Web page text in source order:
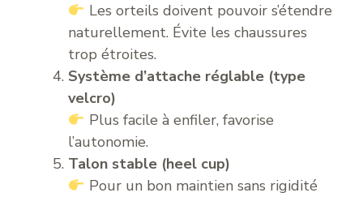
Les orteils doivent pouvoir s’étendre
naturellement. Évite les chaussures
trop étroites.
Système d’attache réglable (type
velcro)
Plus facile à enfiler, favorise
l’autonomie.
Talon stable (heel cup)
Pour un bon maintien sans rigidité